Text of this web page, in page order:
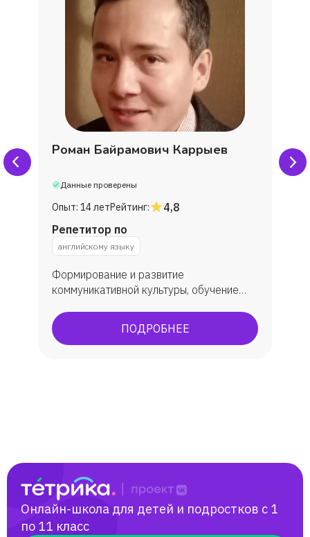
Роман Байрамович Каррыев
Данные проверены
Опыт: 14 летРейтинг:
4,8
Репетитор по
английскому языку
Формирование и развитие
коммуникативной культуры, обучение
языком, углубленное изучение. В
результате обучения у учеников
ПОДРОБНЕЕ
Онлайн-школа для детей и подростков с 1
по 11 класс